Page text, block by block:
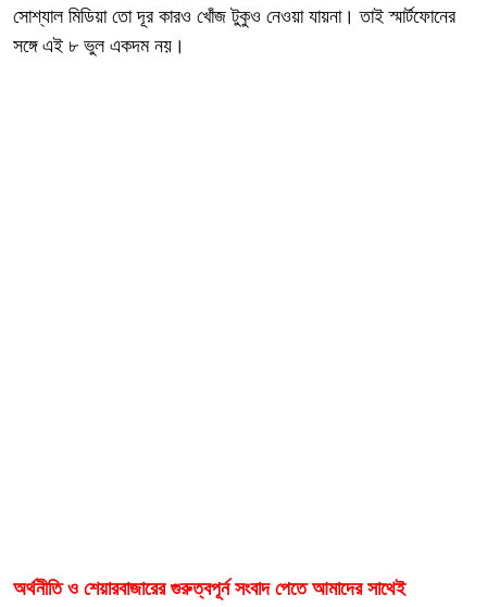
সোশ্যাল মিডিয়া তো দূর কারও খোঁজ টুকুও নেওয়া যায়না। তাই স্মার্টফোনের
সঙ্গে এই ৮ ভুল একদম নয়।
অর্থনীতি ও শেয়ারবাজারের গুরুত্বপূর্ন সংবাদ পেতে আমাদের সাথেই